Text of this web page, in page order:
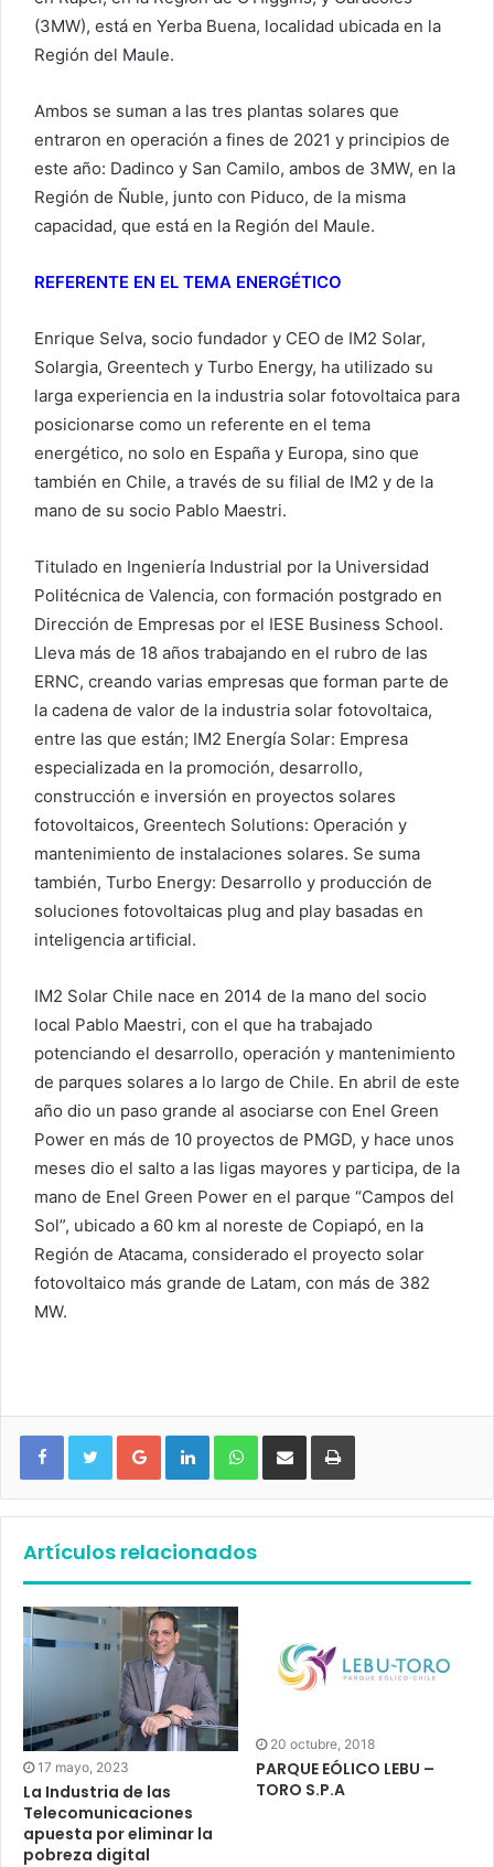
(3MW), está en Yerba Buena, localidad ubicada en la
Región del Maule.
Ambos se suman a las tres plantas solares que
entraron en operación a fines de 2021 y principios de
este año: Dadinco y San Camilo, ambos de 3MW, en la
Región de Ñuble, junto con Piduco, de la misma
capacidad, que está en la Región del Maule.
REFERENTE EN EL TEMA ENERGÉTICO
Enrique Selva, socio fundador y CEO de IM2 Solar,
Solargia, Greentech y Turbo Energy, ha utilizado su
larga experiencia en la industria solar fotovoltaica para
posicionarse como un referente en el tema
energético, no solo en España y Europa, sino que
también en Chile, a través de su filial de IM2 y de la
mano de su socio Pablo Maestri.
Titulado en Ingeniería Industrial por la Universidad
Politécnica de Valencia, con formación postgrado en
Dirección de Empresas por el IESE Business School.
Lleva más de 18 años trabajando en el rubro de las
ERNC, creando varias empresas que forman parte de
la cadena de valor de la industria solar fotovoltaica,
entre las que están; IM2 Energía Solar: Empresa
especializada en la promoción, desarrollo,
construcción e inversión en proyectos solares
fotovoltaicos, Greentech Solutions: Operación y
mantenimiento de instalaciones solares. Se suma
también, Turbo Energy: Desarrollo y producción de
soluciones fotovoltaicas plug and play basadas en
inteligencia artificial.
IM2 Solar Chile nace en 2014 de la mano del socio
local Pablo Maestri, con el que ha trabajado
potenciando el desarrollo, operación y mantenimiento
de parques solares a lo largo de Chile. En abril de este
año dio un paso grande al asociarse con Enel Green
Power en más de 10 proyectos de PMGD, y hace unos
meses dio el salto a las ligas mayores y participa, de la
mano de Enel Green Power en el parque “Campos del
Sol”, ubicado a 60 km al noreste de Copiapó, en la
Región de Atacama, considerado el proyecto solar
fotovoltaico más grande de Latam, con más de 382
MW.
Google+ LinkedIn WhatsApp
Artículos relacionados
17 mayo, 2023
La Industria de las
Telecomunicaciones
apuesta por eliminar la
pobreza digital
20 octubre, 2018
PARQUE EÓLICO LEBU –
TORO S.P.A